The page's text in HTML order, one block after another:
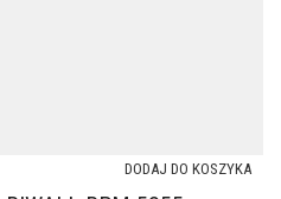
DODAJ DO KOSZYKA